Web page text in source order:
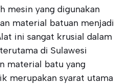
mesin yang digunakan
material batuan menjadi
ini sangat krusial dalam
di Sulawesi
material batu yang
merupakan syarat utama